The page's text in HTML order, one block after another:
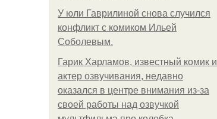
У юли Гаврилиной снова случился
конфликт с комиком Ильей
Соболевым.
Гарик Харламов, известный комик и
актер озвучивания, недавно
оказался в центре внимания из-за
своей работы над озвучкой